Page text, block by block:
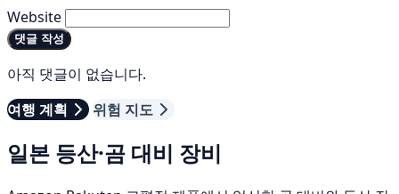
Website
댓글 작성
아직 댓글이 없습니다.
여행 계획
위험 지도
일본 등산·곰 대비 장비